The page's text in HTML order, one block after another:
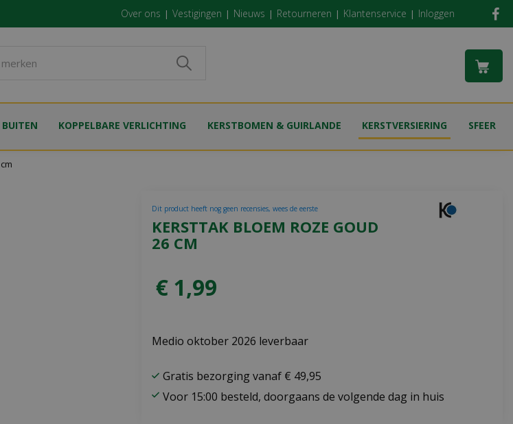
Over ons Vestigingen Nieuws Retourneren Klantenservice Inloggen
BUITEN KOPPELBARE VERLICHTING KERSTBOMEN & GUIRLANDE KERSTVERSIERING SFEER
KERSTTAK BLOEM ROZE GOUD
26 CM
Dit product heeft nog geen recensies, wees de eerste
€ 1,99
Medio oktober 2026 leverbaar
Gratis bezorging vanaf € 49,95
Voor 15:00 besteld, doorgaans de volgende dag in huis